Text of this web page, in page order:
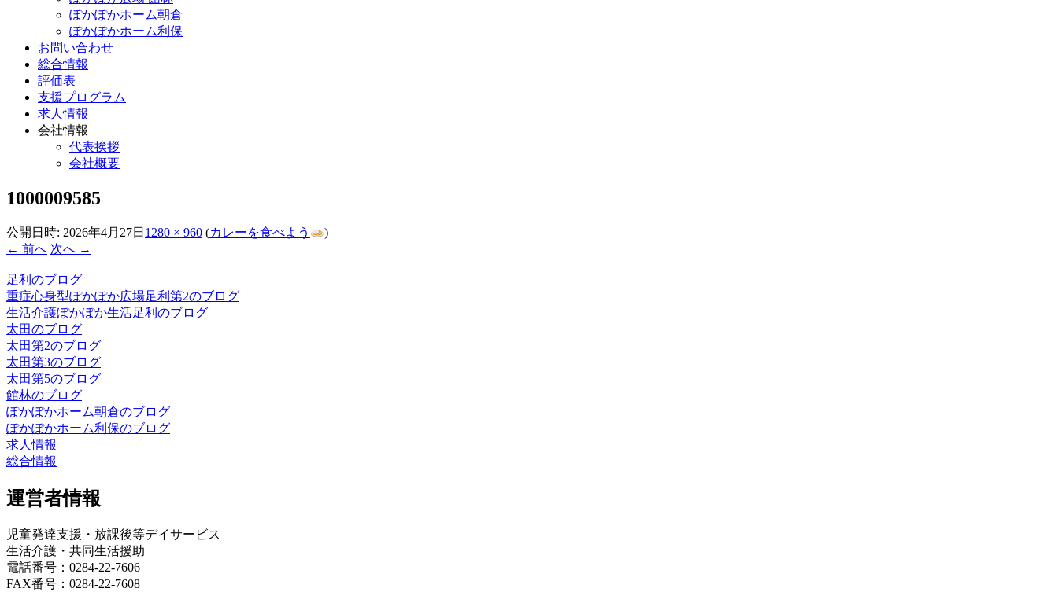
ぽかぽかホーム朝倉
ぽかぽかホーム利保
お問い合わせ
総合情報
評価表
支援プログラム
求人情報
会社情報
代表挨拶
会社概要
1000009585
公開日時: 2026年4月27日 1280 × 960 (カレーを食べよう
)
← 前へ 次へ →
足利のブログ
重症心身型ぽかぽか広場足利第2のブログ
生活介護ぽかぽか生活足利のブログ
太田のブログ
太田第2のブログ
太田第3のブログ
太田第5のブログ
館林のブログ
ぽかぽかホーム朝倉のブログ
ぽかぽかホーム利保のブログ
求人情報
総合情報
運営者情報
児童発達支援・放課後等デイサービス
生活介護・共同生活援助
電話番号：0284-22-7606
FAX番号：0284-22-7608